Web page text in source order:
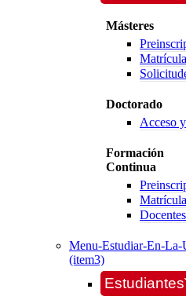
Másteres
Matrícula
Doctorado
Acceso
Formación
Continua
Matrícula
Docentes
Menu-Estudiar-En-La-
(item3)
Estudiantes